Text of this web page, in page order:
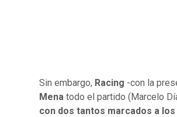
Sin embargo, Racing -con la
Mena todo el partido (Marcelo
con dos tantos marcados a